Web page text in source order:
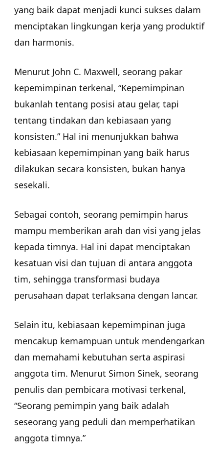
yang baik dapat menjadi kunci sukses dalam
menciptakan lingkungan kerja yang produktif
dan harmonis.
Menurut John C. Maxwell, seorang pakar
kepemimpinan terkenal, “Kepemimpinan
bukanlah tentang posisi atau gelar, tapi
tentang tindakan dan kebiasaan yang
konsisten.” Hal ini menunjukkan bahwa
kebiasaan kepemimpinan yang baik harus
dilakukan secara konsisten, bukan hanya
sesekali.
Sebagai contoh, seorang pemimpin harus
mampu memberikan arah dan visi yang jelas
kepada timnya. Hal ini dapat menciptakan
kesatuan visi dan tujuan di antara anggota
tim, sehingga transformasi budaya
perusahaan dapat terlaksana dengan lancar.
Selain itu, kebiasaan kepemimpinan juga
mencakup kemampuan untuk mendengarkan
dan memahami kebutuhan serta aspirasi
anggota tim. Menurut Simon Sinek, seorang
penulis dan pembicara motivasi terkenal,
“Seorang pemimpin yang baik adalah
seseorang yang peduli dan memperhatikan
anggota timnya.”